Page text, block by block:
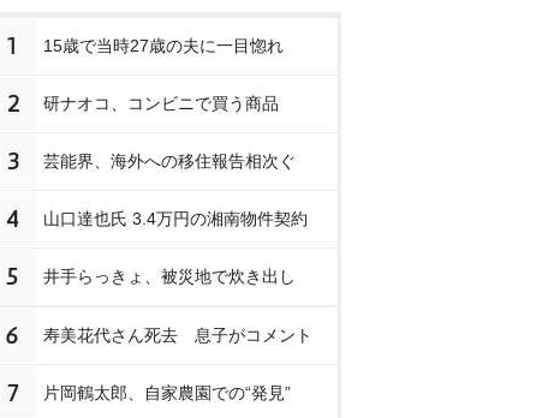
1 15歳で当時27歳の夫に一目惚れ
2 研ナオコ、コンビニで買う商品
3 芸能界、海外への移住報告相次ぐ
4 山口達也氏 3.4万円の湘南物件契約
5 井手らっきょ、被災地で炊き出し
6 寿美花代さん死去 息子がコメント
7 片岡鶴太郎、自家農園での“発見”